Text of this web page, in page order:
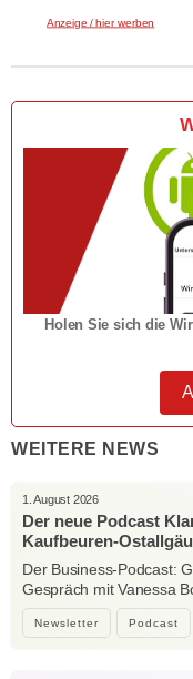
Anzeige / hier werben
Holen Sie sich die
WEITERE NEWS
Newsletter Podcast
1. August 2026
Der neue Podcast
Kaufbeuren-
Verbindungen
Der Business-Podcast:
Gespräch mit Vanessa